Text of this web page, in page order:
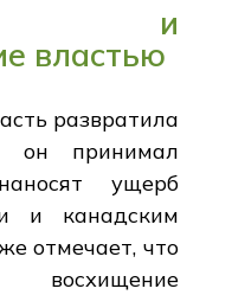
и
властью
развратила
он принимал
ущерб
и канадским
отмечает, что